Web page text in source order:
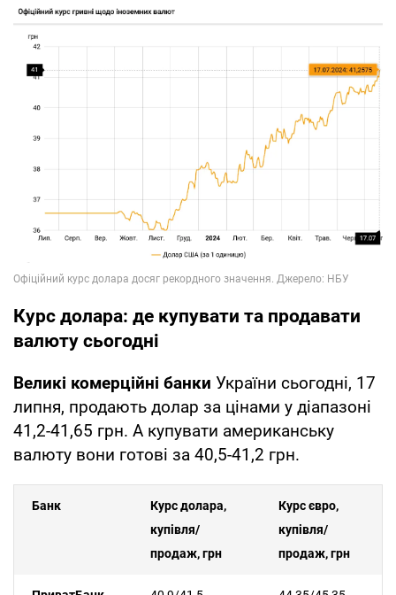
Курс долара: де купувати та продавати
валюту сьогодні
Великі комерційні банки України сьогодні, 17
липня, продають долар за цінами у діапазоні
41,2-41,65 грн. А купувати американську
валюту вони готові за 40,5-41,2 грн.
Банк
Курс долара,
купівля/
продаж, грн
Курс євро,
купівля/
продаж, грн